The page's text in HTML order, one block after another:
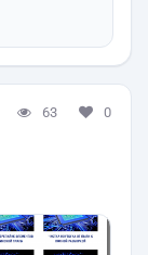
63 0